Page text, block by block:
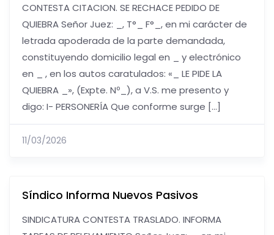
CONTESTA CITACION. SE RECHACE PEDIDO DE
QUIEBRA Señor Juez: _, T°_ F°_, en mi carácter de
letrada apoderada de la parte demandada,
constituyendo domicilio legal en _ y electrónico
en _ , en los autos caratulados: «_ LE PIDE LA
QUIEBRA _», (Expte. Nº_), a V.S. me presento y
digo: I- PERSONERÍA Que conforme surge […]
11/03/2026
Síndico Informa Nuevos Pasivos
SINDICATURA CONTESTA TRASLADO. INFORMA